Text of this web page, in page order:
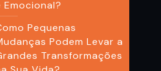
Emocional?
Pequenas
Podem Levar a
Transformações